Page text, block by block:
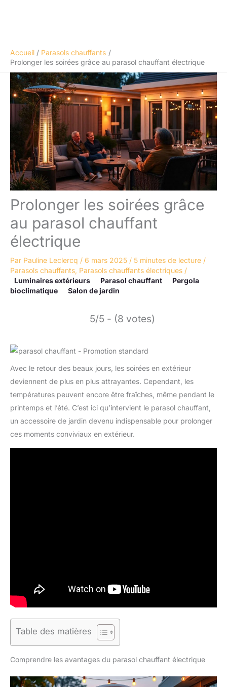
Accueil
Parasols chauffants
Prolonger les soirées grâce au parasol chauffant électrique
Prolonger les soirées grâce
au parasol chauffant
électrique
Par Pauline Leclercq / 6 mars 2025 / 5 minutes de lecture /
Parasols chauffants, Parasols chauffants électriques /
Luminaires extérieurs
Parasol chauffant
Pergola
bioclimatique
Salon de jardin
5/5 - (8 votes)
Avec le retour des beaux jours, les soirées en extérieur
deviennent de plus en plus attrayantes. Cependant, les
températures peuvent encore être fraîches, même pendant le
printemps et l’été. C’est ici qu’intervient le parasol chauffant,
un accessoire de jardin devenu indispensable pour prolonger
ces moments conviviaux en extérieur.
Table des matières
Comprendre les avantages du parasol chauffant électrique